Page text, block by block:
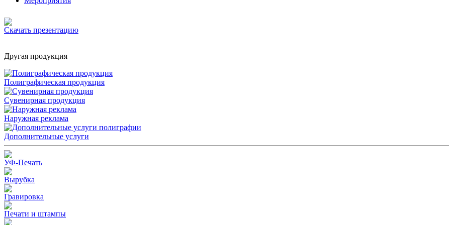
Скачать презентацию
Другая продукция
Полиграфическая продукция
Сувенирная продукция
Наружная реклама
Дополнительные услуги
УФ-Печать
Вырубка
Гравировка
Печати и штампы